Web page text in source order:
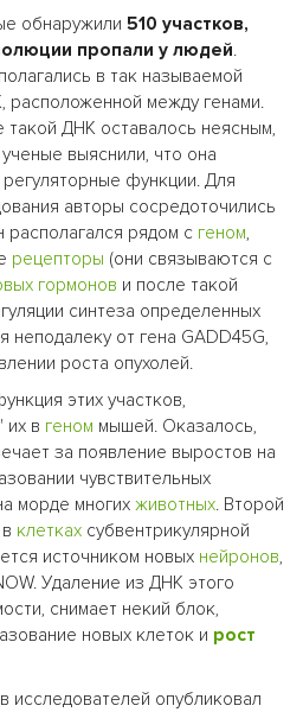
обнаружили 510 участков,
пропали у людей.
в так называемой
между генами.
ДНК оставалось неясным,
выяснили, что она
функции. Для
авторы сосредоточились
располагался рядом с геном,
рецепторы (они связываются с
гормонов и после такой
синтеза определенных
неподалеку от гена GADD45G,
роста опухолей.
этих участков,
их в геном мышей. Оказалось,
за появление выростов на
чувствительных
морде многих животных. Второй
клетках субвентрикулярной
источником новых нейронов,
Удаление из ДНК этого
снимает некий блок,
новых клеток и рост
исследователей опубликовал